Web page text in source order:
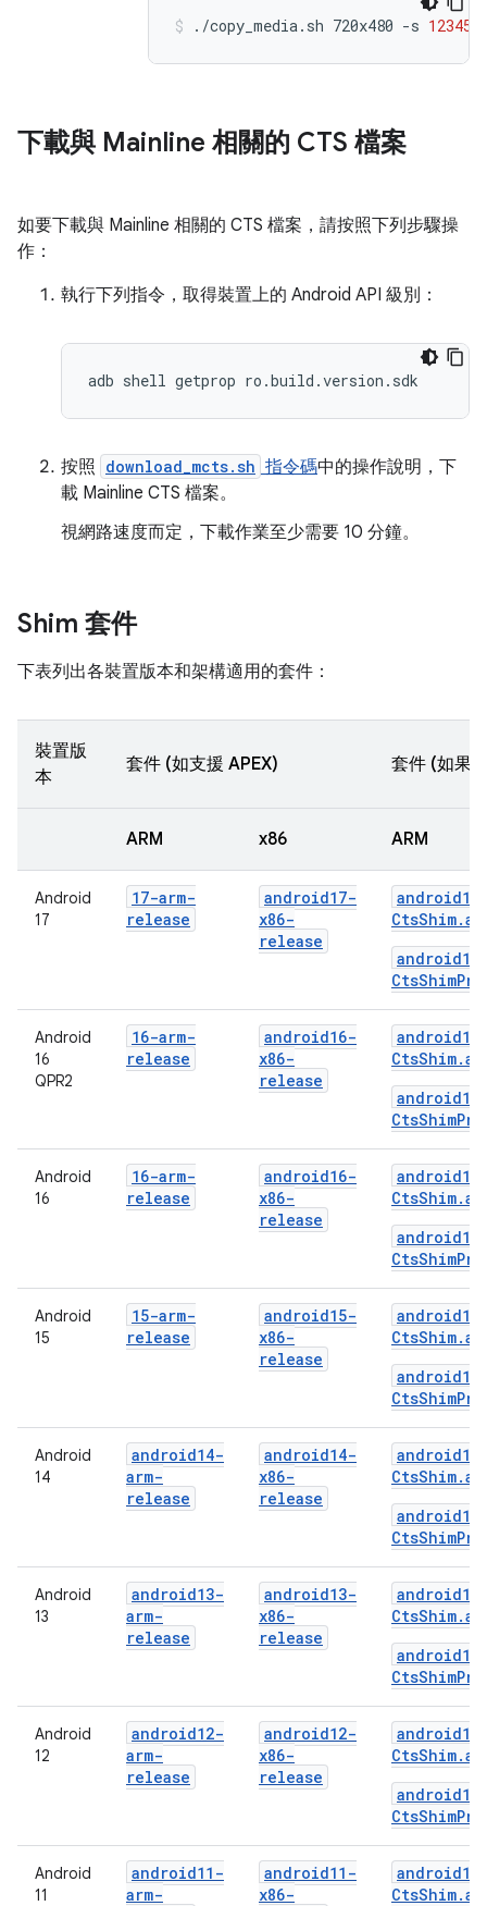
./copy_media.sh 720x480 -s
下載與 Mainline 相關的 CTS 檔案
如要下載與 Mainline 相關的 CTS 檔案，請按照下列步驟操
作：
執行下列指令，取得裝置上的 Android API 級別：
按照 download_mcts.sh 指令碼中的操作說明，下
載 Mainline CTS 檔案。
視網路速度而定，下載作業至少需要 10 分鐘。
Shim 套件
下表列出各裝置版本和架構適用的套件：
裝置版
本
套件 (如支援 APEX) 套件 (如果
ARM x86 ARM
Android
17
17-arm-
release
android17-
x86-
release
Android
16
QPR2
16-arm-
release
android16-
x86-
release
Android
16
16-arm-
release
android16-
x86-
release
Android
15
15-arm-
release
android15-
x86-
release
Android
14
android14-
arm-
release
android14-
x86-
release
Android
13
android13-
arm-
release
android13-
x86-
release
Android
12
android12-
arm-
release
android12-
x86-
release
Android
11
android11-
arm-
android11-
x86-